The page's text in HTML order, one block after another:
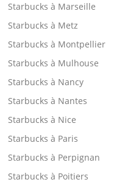
Starbucks à Marseille
Starbucks à Metz
Starbucks à Montpellier
Starbucks à Mulhouse
Starbucks à Nancy
Starbucks à Nantes
Starbucks à Nice
Starbucks à Paris
Starbucks à Perpignan
Starbucks à Poitiers